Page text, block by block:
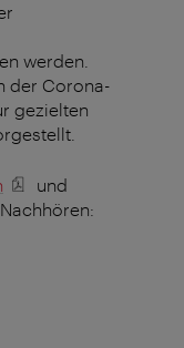
werden.
der Corona-
gezielten
und